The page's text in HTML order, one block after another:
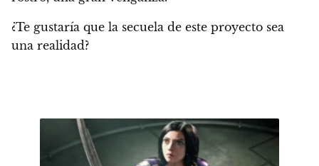
¿Te gustaría que la secuela de este proyecto sea
una realidad?